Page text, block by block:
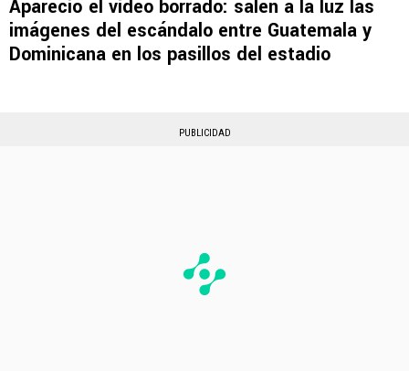
Apareció el video borrado: salen a la luz las
imágenes del escándalo entre Guatemala y
Dominicana en los pasillos del estadio
PUBLICIDAD